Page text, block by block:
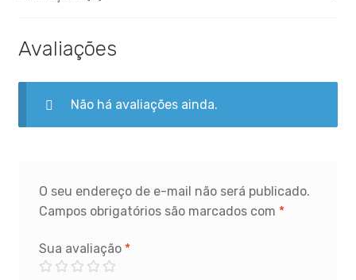
Avaliações
Não há avaliações ainda.
O seu endereço de e-mail não será publicado.
Campos obrigatórios são marcados com *
Sua avaliação *